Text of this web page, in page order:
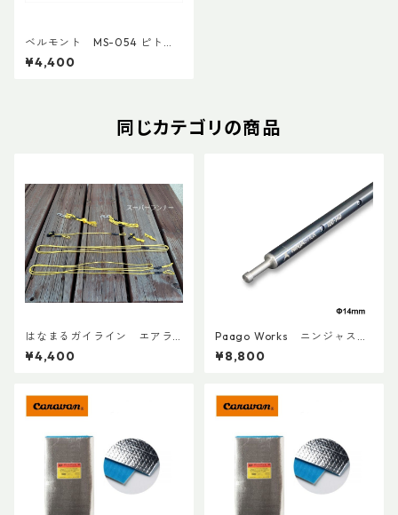
ベルモント MS-054 ピトン
ヒッター(ペグハンマー)
¥4,400
同じカテゴリの商品
はなまるガイライン エアラ
イズ張り綱セット
¥4,400
Paago Works ニンジャステ
ィック 120-140
¥8,800